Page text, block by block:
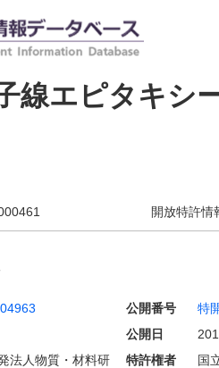
線エピタキシ
開放特許情
公開番号 特
公開日
法人物質・材料研
特許権者
国